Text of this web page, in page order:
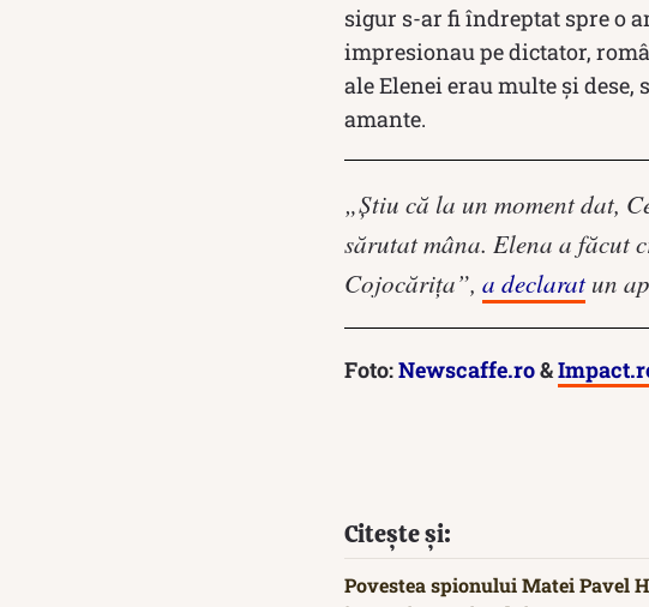
sigur s-ar fi îndreptat spre o
impresionau pe dictator,
ale Elenei erau multe și
amante.
„Știu că la un moment dat,
sărutat mâna. Elena a făcut
Cojocărița”, a declaratun
Foto:Newscaffe.ro&
Citește și:
Povestea spionului Matei Pavel